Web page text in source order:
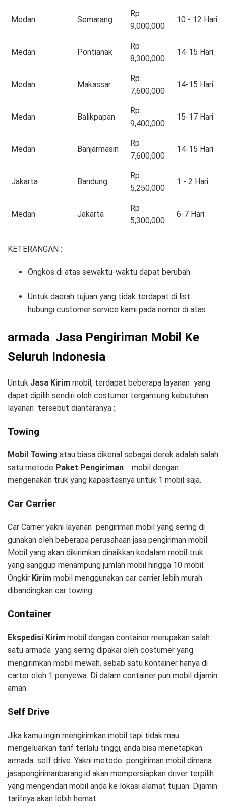
Medan Semarang
Rp
9,000,000
10 - 12 Hari
Medan Pontianak
Rp
8,300,000
14-15 Hari
Medan Makassar
Rp
7,600,000
14-15 Hari
Medan Balikpapan
Rp
9,400,000
15-17 Hari
Medan Banjarmasin
Rp
7,600,000
14-15 Hari
Jakarta Bandung
Rp
5,250,000
1 - 2 Hari
Medan Jakarta
Rp
5,300,000
6-7 Hari
KETERANGAN :
Ongkos di atas sewaktu-waktu dapat berubah
Untuk daerah tujuan yang tidak terdapat di list
hubungi customer service kami pada nomor di atas
armada Jasa Pengiriman Mobil Ke
Seluruh Indonesia
Untuk Jasa Kirim mobil, terdapat beberapa layanan yang
dapat dipilih sendiri oleh costumer tergantung kebutuhan.
layanan tersebut diantaranya :
Towing
Mobil Towing atau biasa dikenal sebagai derek adalah salah
satu metode Paket Pengiriman mobil dengan
mengenakan truk yang kapasitasnya untuk 1 mobil saja.
Car Carrier
Car Carrier yakni layanan pengiriman mobil yang sering di
gunakan oleh beberapa perusahaan jasa pengiriman mobil.
Mobil yang akan dikirimkan dinaikkan kedalam mobil truk
yang sanggup menampung jumlah mobil hingga 10 mobil.
Ongkir Kirim mobil menggunakan car carrier lebih murah
dibandingkan car towing.
Container
Ekspedisi Kirim mobil dengan container merupakan salah
satu armada yang sering dipakai oleh costumer yang
mengirimkan mobil mewah. sebab satu kontainer hanya di
carter oleh 1 penyewa. Di dalam container pun mobil dijamin
aman.
Self Drive
Jika kamu ingin mengirimkan mobil tapi tidak mau
mengeluarkan tarif terlalu tinggi, anda bisa menetapkan
armada self drive. Yakni metode pengiriman mobil dimana
jasapengirimanbarang.id akan mempersiapkan driver terpilih
yang mengendari mobil anda ke lokasi alamat tujuan. Dijamin
tarifnya akan lebih hemat.